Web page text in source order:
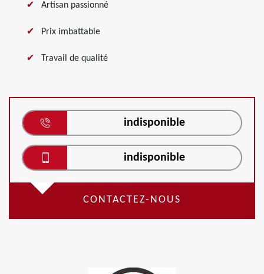
Artisan passionné
Prix imbattable
Travail de qualité
indisponible
indisponible
CONTACTEZ-NOUS